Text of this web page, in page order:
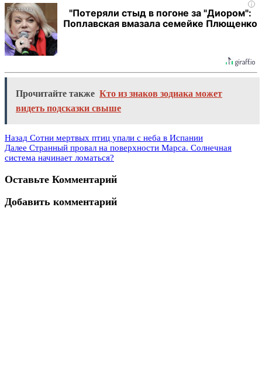
i
"Потеряли стыд в погоне за "Диором":
Поплавская вмазала семейке Плющенко
Прочитайте также Кто из знаков зодиака может
видеть подсказки свыше
Назад Сотни мертвых птиц упали с неба в Испании
Далее Странный провал на поверхности Марса. Солнечная
система начинает ломаться?
Оставьте Комментарий
Добавить комментарий